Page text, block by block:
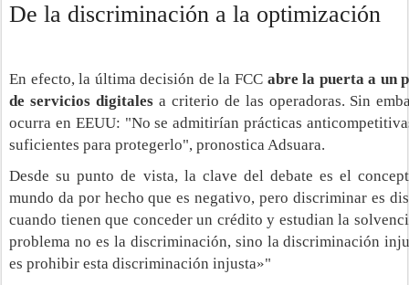
De la discriminación a la optimización
En efecto, la última decisión de la FCC abre la puerta a un
de servicios digitalesa criterio de las operadoras. Sin
ocurra en EEUU: "No se admitirían prácticas
suficientes para protegerlo", pronostica Adsuara.
Desde su punto de vista, la clave del debate es el
mundo da por hecho que es negativo, pero discriminar es
cuando tienen que conceder un crédito y estudian la
problema no es la discriminación, sino la discriminación
es prohibir esta discriminación injusta»"